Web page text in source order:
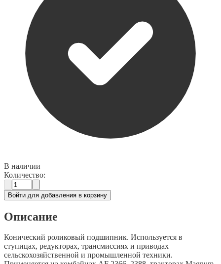
В наличии
Количество:
Войти для добавления в корзину
Описание
Конический роликовый подшипник. Используется в
ступицах, редукторах, трансмиссиях и приводах
сельскохозяйственной и промышленной техники.